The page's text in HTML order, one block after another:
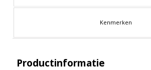
Kenmerken
Productinformatie